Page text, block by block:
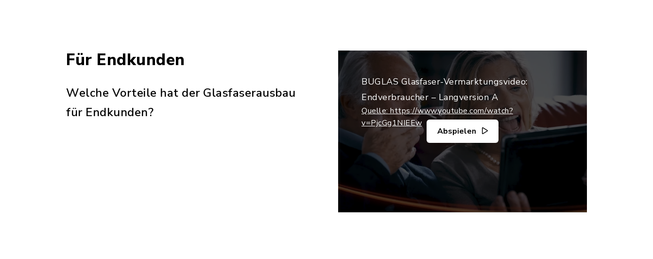
BUGLAS Glasfaser-Vermarktungsvideo:
Endverbraucher – Langversion A
Quelle: https://www.youtube.com/watch?
v=PjcGg1NIEEw
Abspielen
Für Endkunden
Welche Vorteile hat der Glasfaserausbau
für Endkunden?